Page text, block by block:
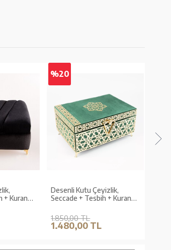
+ Kuran
%20
Desenli Kutu Çeyizlik,
Seccade + Tesbih + Kuran
Kadife, Yeşil, Elif-Vav)
1.850,00 TL
1.480,00 TL